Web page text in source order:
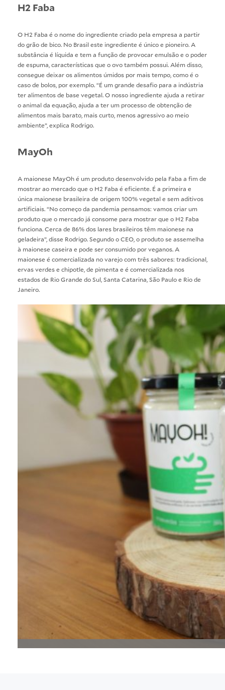
H2 Faba
O H2 Faba é o nome do ingrediente criado pela empresa a partir
do grão de bico. No Brasil este ingrediente é único e pioneiro. A
substância é líquida e tem a função de provocar emulsão e o poder
de espuma, características que o ovo também possui. Além disso,
consegue deixar os alimentos úmidos por mais tempo, como é o
caso de bolos, por exemplo. “É um grande desafio para a indústria
ter alimentos de base vegetal. O nosso ingrediente ajuda a retirar
o animal da equação, ajuda a ter um processo de obtenção de
alimentos mais barato, mais curto, menos agressivo ao meio
ambiente”, explica Rodrigo.
MayOh
A maionese MayOhé um produto desenvolvido pela Faba a fim de
mostrar ao mercado que o H2 Faba é eficiente. É a primeira e
única maionese brasileira de origem 100% vegetal e sem aditivos
artificiais. “No começo da pandemia pensamos: vamos criar um
produto que o mercado já consome para mostrar que o H2 Faba
funciona. Cerca de 86% dos lares brasileiros têm maionese na
geladeira”, disse Rodrigo. Segundo o CEO, o produto se assemelha
à maionese caseira e pode ser consumido por veganos. A
maionese é comercializada no varejo com três sabores: tradicional,
ervas verdes e chipotle, de pimenta e é comercializada nos
estados de Rio Grande do Sul, Santa Catarina, São Paulo e Rio de
Janeiro.